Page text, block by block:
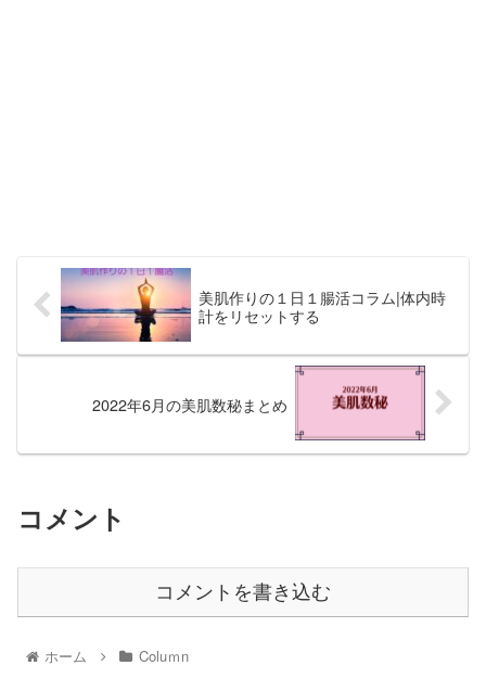
美肌作りの１日１腸活コラム|体内時
計をリセットする
2022年6月の美肌数秘まとめ
コメント
コメントを書き込む
ホーム Coluｍn